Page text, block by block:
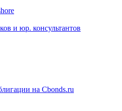
и юр. консультантов
на Cbonds.ru